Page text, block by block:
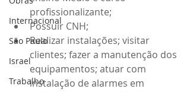
Internacional
São Paulo
Israel
Trabalho
profissionalizante;
Possuir CNH;
Realizar instalações; visitar
clientes; fazer a manutenção dos
equipamentos; atuar com
instalação de alarmes em